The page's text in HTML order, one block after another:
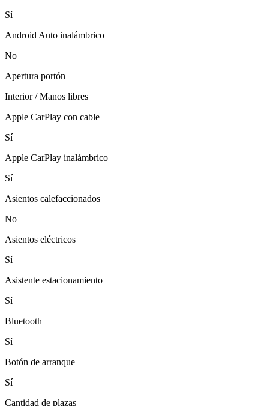
Sí
Android Auto inalámbrico
No
Apertura portón
Interior / Manos libres
Apple CarPlay con cable
Sí
Apple CarPlay inalámbrico
Sí
Asientos calefaccionados
No
Asientos eléctricos
Sí
Asistente estacionamiento
Sí
Bluetooth
Sí
Botón de arranque
Sí
Cantidad de plazas